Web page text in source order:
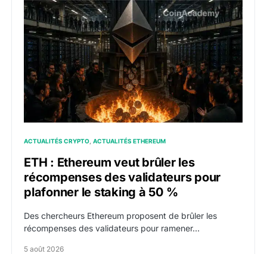
ETH : Ethereum veut brûler les récompenses des
ACTUALITÉS CRYPTO ACTUALITÉS ETHEREUM
ETH : Ethereum veut brûler les
récompenses des validateurs pour
plafonner le staking à 50 %
Des chercheurs Ethereum proposent de brûler les
récompenses des validateurs pour ramener…
5 août 2026